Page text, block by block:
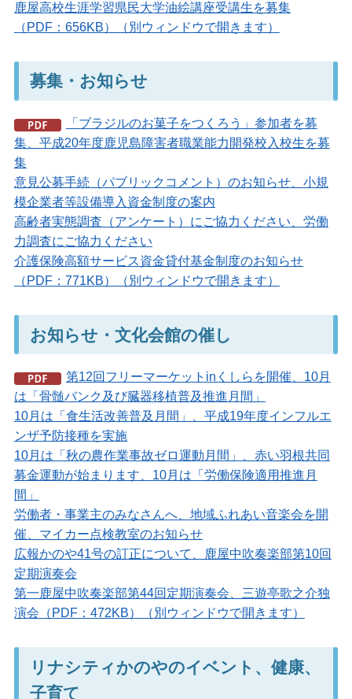
鹿屋高校生涯学習県民大学油絵講座受講生を募集
（PDF：656KB）（別ウィンドウで開きます）
募集・お知らせ
「ブラジルのお菓子をつくろう」参加者を募
集、平成20年度鹿児島障害者職業能力開発校入校生を募
集
意見公募手続（パブリックコメント）のお知らせ、小規
模企業者等設備導入資金制度の案内
高齢者実態調査（アンケート）にご協力ください、労働
力調査にご協力ください
介護保険高額サービス資金貸付基金制度のお知らせ
（PDF：771KB）（別ウィンドウで開きます）
お知らせ・文化会館の催し
第12回フリーマーケットinくしらを開催、10月
は「骨髄バンク及び臓器移植普及推進月間」
10月は「食生活改善普及月間」、平成19年度インフルエ
ンザ予防接種を実施
10月は「秋の農作業事故ゼロ運動月間」、赤い羽根共同
募金運動が始まります、10月は「労働保険適用推進月
間」
労働者・事業主のみなさんへ、地域ふれあい音楽会を開
催、マイカー点検教室のお知らせ
広報かのや41号の訂正について、鹿屋中吹奏楽部第10回
定期演奏会
第一鹿屋中吹奏楽部第44回定期演奏会、三遊亭歌之介独
演会（PDF：472KB）（別ウィンドウで開きます）
リナシティかのやのイベント、健康、
子育て